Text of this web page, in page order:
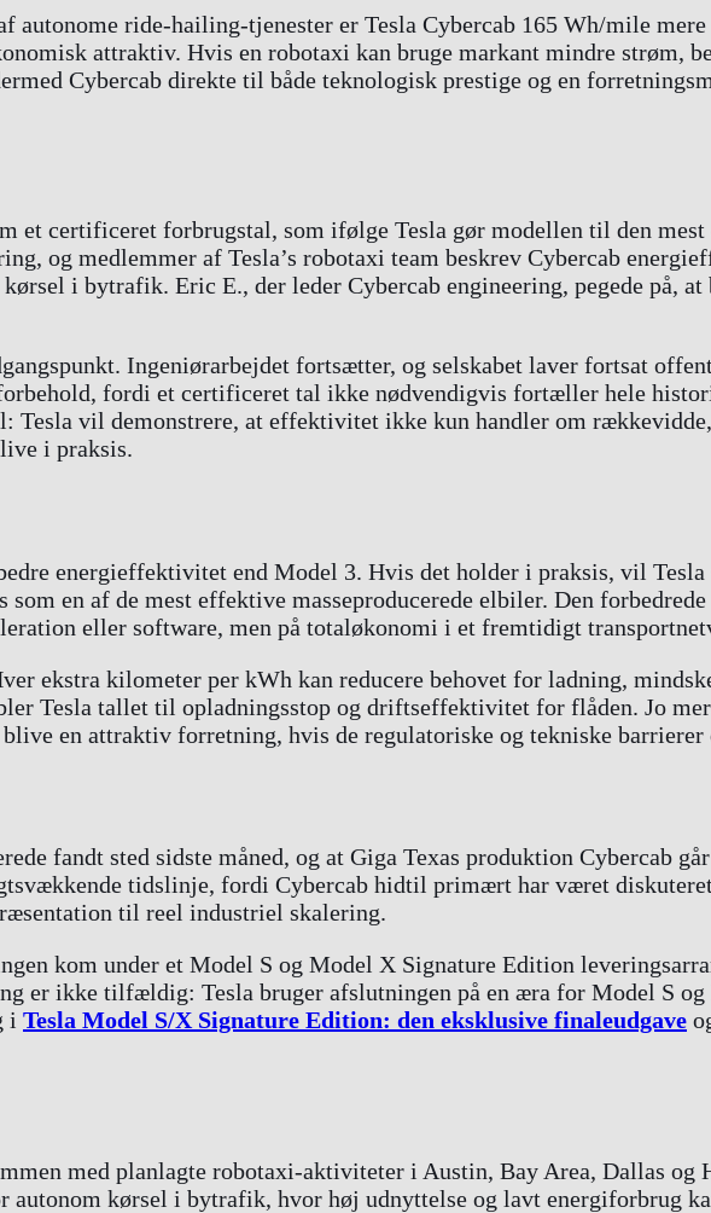
autonome ride-hailing-tjenester er Tesla Cybercab 165 Wh/mile
attraktiv. Hvis en robotaxi kan bruge markant mindre strøm,
Cybercab direkte til både teknologisk prestige og en
et certificeret forbrugstal, som ifølge Tesla gør modellen til den
og medlemmer af Tesla’s robotaxi team beskrev Cybercab
i bytrafik. Eric E., der leder Cybercab engineering, pegede på,
Ingeniørarbejdet fortsætter, og selskabet laver fortsat
fordi et certificeret tal ikke nødvendigvis fortæller hele
Tesla vil demonstrere, at effektivitet ikke kun handler om
i praksis.
energieffektivitet end Model 3. Hvis det holder i praksis, vil
en af de mest effektive masseproducerede elbiler. Den
eller software, men på totaløkonomi i et fremtidigt
ekstra kilometer per kWh kan reducere behovet for ladning,
Tesla tallet til opladningsstop og driftseffektivitet for flåden. Jo
en attraktiv forretning, hvis de regulatoriske og tekniske barrierer
fandt sted sidste måned, og at Giga Texas produktion Cybercab
tidslinje, fordi Cybercab hidtil primært har været
til reel industriel skalering.
kom under et Model S og Model X Signature Edition
er ikke tilfældig: Tesla bruger afslutningen på en æra for Model S
i Tesla Model S/X Signature Edition: den eksklusive finaleudgave
med planlagte robotaxi-aktiviteter i Austin, Bay Area, Dallas og
autonom kørsel i bytrafik, hvor høj udnyttelse og lavt energiforbrug